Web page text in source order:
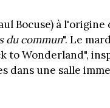
Bocuse) à
du commun". Le
to Wonderland",
dans une salle